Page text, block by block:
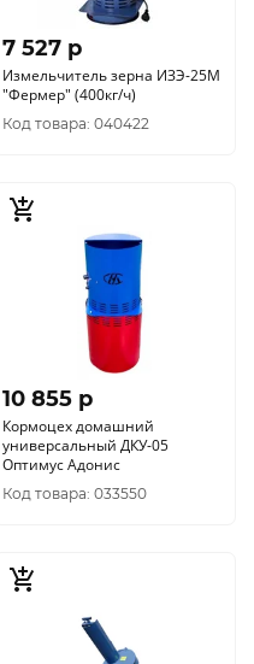
7 527 p
Измельчитель зерна ИЗЭ-25М
"Фермер" (400кг/ч)
Код товара: 040422
10 855 p
Кормоцех домашний
универсальный ДКУ-05
Оптимус Адонис
Код товара: 033550